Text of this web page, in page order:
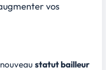
vos
statut bailleur